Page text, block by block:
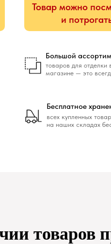
Товар можно
и
всех купленных
на наших складах
Бесплатное
товаров для отделки
магазине — это
Большой
товаров